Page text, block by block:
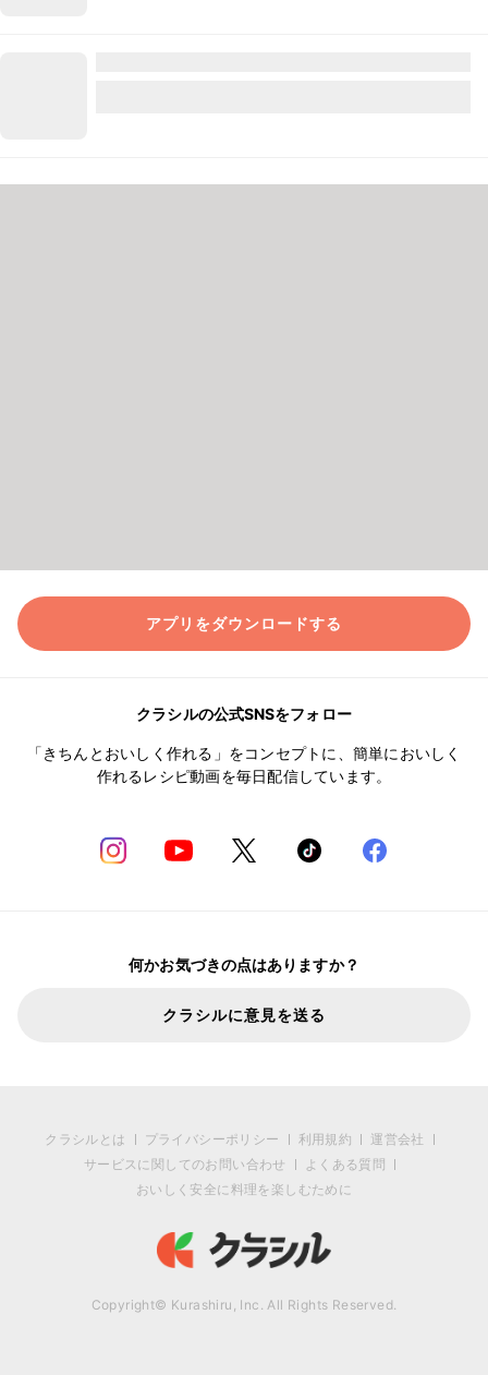
アプリをダウンロードする
クラシルの公式SNSをフォロー
「きちんとおいしく作れる」をコンセプトに、簡単においしく
作れるレシピ動画を毎日配信しています。
何かお気づきの点はありますか？
クラシルに意見を送る
クラシルとは プライバシーポリシー 利用規約
運営会社
サービスに関してのお問い合わせ
よくある質問
おいしく安全に料理を楽しむために
Copyright© Kurashiru, Inc. All Rights Reserved.